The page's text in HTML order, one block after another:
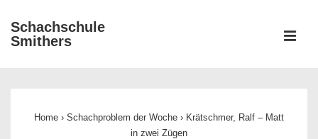
Zum
Inhalt
Schachschule
Smithers
Home › Schachproblem der Woche › Krätschmer, Ralf – Matt
in zwei Zügen